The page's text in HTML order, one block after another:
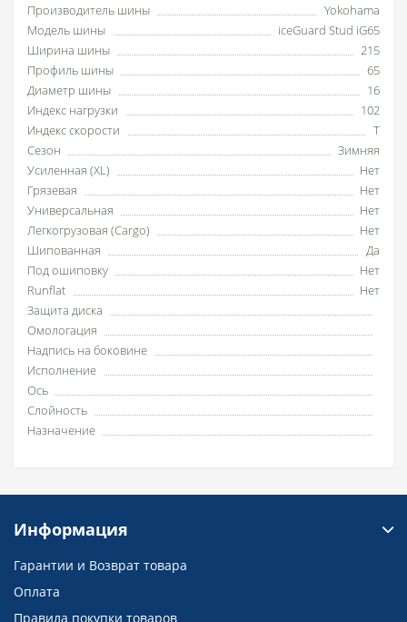
Производитель шины
Yokohama
Модель шины
iceGuard Stud iG65
Ширина шины
215
Профиль шины
65
Диаметр шины
16
Индекс нагрузки
102
Индекс скорости
T
Сезон
Зимняя
Усиленная (XL)
Нет
Грязевая
Нет
Универсальная
Нет
Легкогрузовая (Cargo)
Нет
Шипованная
Да
Под ошиповку
Нет
Runflat
Нет
Защита диска
Омологация
Надпись на боковине
Исполнение
Ось
Слойность
Назначение
Информация
Гарантии и Возврат товара
Оплата
Правила покупки товаров